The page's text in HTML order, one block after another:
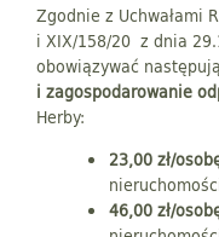
Zgodnie z Uchwałami
i XIX/158/20 z dnia
obowiązywać
i zagospodarowanie
Herby:
23,00 zł/
46,00 zł/